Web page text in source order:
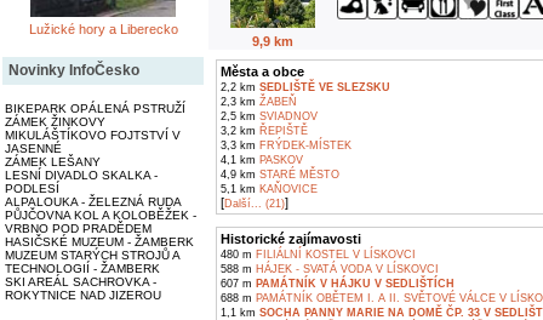
Lužické hory a Liberecko
Novinky InfoČesko
BIKEPARK OPÁLENÁ PSTRUŽÍ
ZÁMEK ŽINKOVY
MIKULÁŠTÍKOVO FOJTSTVÍ V
JASENNÉ
ZÁMEK LEŠANY
LESNÍ DIVADLO SKALKA -
PODLESÍ
ALPALOUKA - ŽELEZNÁ RUDA
PŮJČOVNA KOL A KOLOBĚŽEK -
VRBNO POD PRADĚDEM
HASIČSKÉ MUZEUM - ŽAMBERK
MUZEUM STARÝCH STROJŮ A
TECHNOLOGIÍ - ŽAMBERK
SKI AREÁL SACHROVKA -
ROKYTNICE NAD JIZEROU
9,9 km
Města a obce
2,2 km SEDLIŠTĚ VE SLEZSKU
2,3 km ŽABEŇ
2,5 km SVIADNOV
3,2 km ŘEPIŠTĚ
3,3 km FRÝDEK-MÍSTEK
4,1 km PASKOV
4,9 km STARÉ MĚSTO
5,1 km KAŇOVICE
[Další... (21)]
Historické zajímavosti
480 m FILIÁLNÍ KOSTEL V LÍSKOVCI
588 m HÁJEK - SVATÁ VODA V LÍSKOVCI
607 m PAMÁTNÍK V HÁJKU V SEDLIŠTÍCH
688 m PAMÁTNÍK OBĚTEM I. A II. SVĚTOVÉ VÁLCE V
1,1 km SOCHA PANNY MARIE NA DOMĚ ČP. 33 V